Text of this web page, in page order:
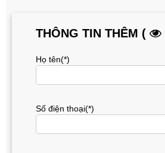
THÔNG TIN THÊM (
Họ tên(*)
Số điện thoại(*)